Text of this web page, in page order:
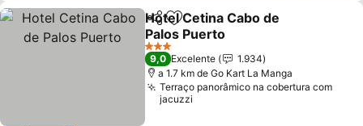
PartilharAdicionar aos favoritos
Hotel Cetina Cabo de
Palos Puerto
Ver preços
3 Estrelas
9,0 Excelente
1.934
a 1.7 km de Go Kart La Manga
Terraço panorâmico na cobertura com
jacuzzi